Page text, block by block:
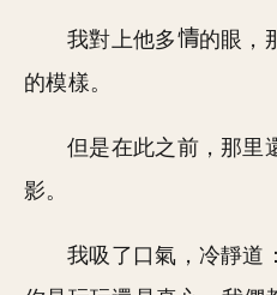
我對上他多
的眼，
的模樣。
但是在此之前，那里
影。
我吸了口氣，冷靜道